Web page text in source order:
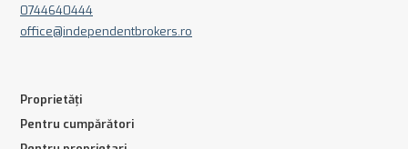
0744640444
office@independentbrokers.ro
Proprietăți
Pentru cumpărători